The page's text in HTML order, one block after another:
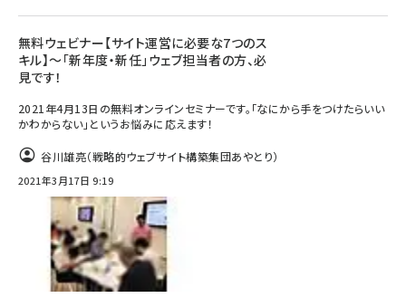
無料ウェビナー【サイト運営に必要な7つのス
キル】～「新年度・新任」ウェブ担当者の方、必
見です！
2021年4月13日の無料オンラインセミナーです。「なにから手をつけたらいい
かわからない」というお悩みに応えます！
谷川雄亮（戦略的ウェブサイト構築集団あやとり）
2021年3月17日 9:19